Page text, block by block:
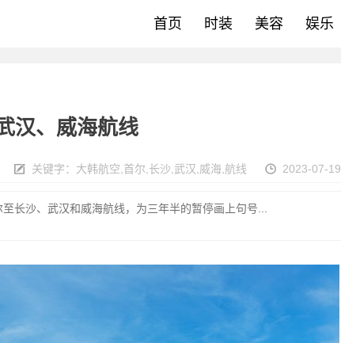
首页 时装 美容 娱乐
汉、威海航线
关键字： 大韩航空 首尔 长沙 武汉 威海 航线 2023-07-19
长沙、武汉和威海航线，为三年半的暂停画上句号...